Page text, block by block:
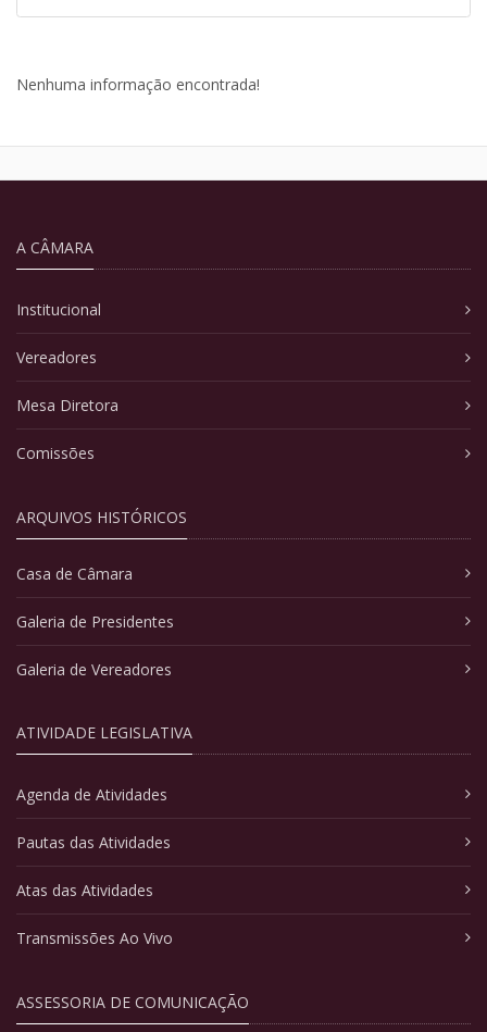
Nenhuma informação encontrada!
A CÂMARA
Institucional
Vereadores
Mesa Diretora
Comissões
ARQUIVOS HISTÓRICOS
Casa de Câmara
Galeria de Presidentes
Galeria de Vereadores
ATIVIDADE LEGISLATIVA
Agenda de Atividades
Pautas das Atividades
Atas das Atividades
Transmissões Ao Vivo
ASSESSORIA DE COMUNICAÇÃO